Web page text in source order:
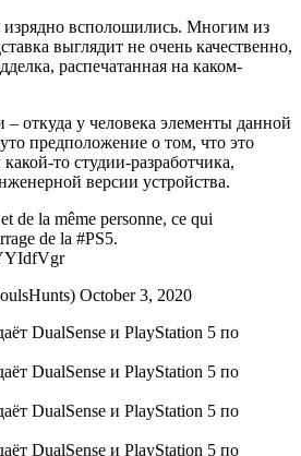
всполошились. Многим из
выглядит не очень качественно,
распечатанная на каком-
откуда у человека элементы данной
предположение о том, что это
то студии-разработчика,
версии устройства.
de la même personne, ce qui
de la #PS5.
October 3, 2020